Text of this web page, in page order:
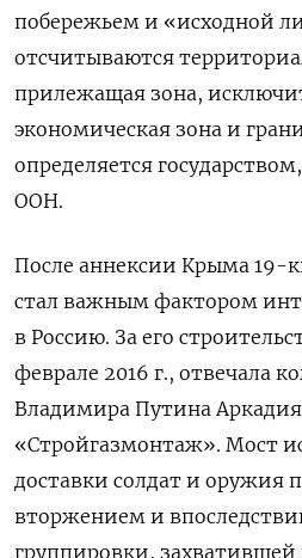
побережьем и «исходной
отсчитываются
прилежащая зона,
экономическая зона и
определяется
ООН.
После аннексии Крыма 19-
стал важным фактором
в Россию. За его
феврале 2016 г., отвечала
Владимира Путина Аркадия
«Стройгазмонтаж». Мост
доставки солдат и оружия
вторжением и
группировки,